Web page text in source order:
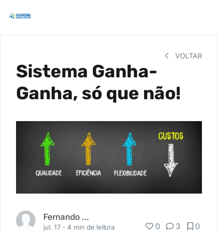
VOLTAR
Sistema Ganha-
Ganha, só que não!
Fernando Fernandes
jul. 17 -4 min de leitura 0 3 0